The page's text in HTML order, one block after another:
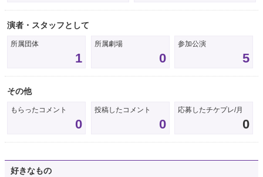
演者・スタッフとして
所属団体
1
所属劇場
0
参加公演
5
その他
もらったコメント
0
投稿したコメント
0
応募したチケプレ/月
0
好きなもの